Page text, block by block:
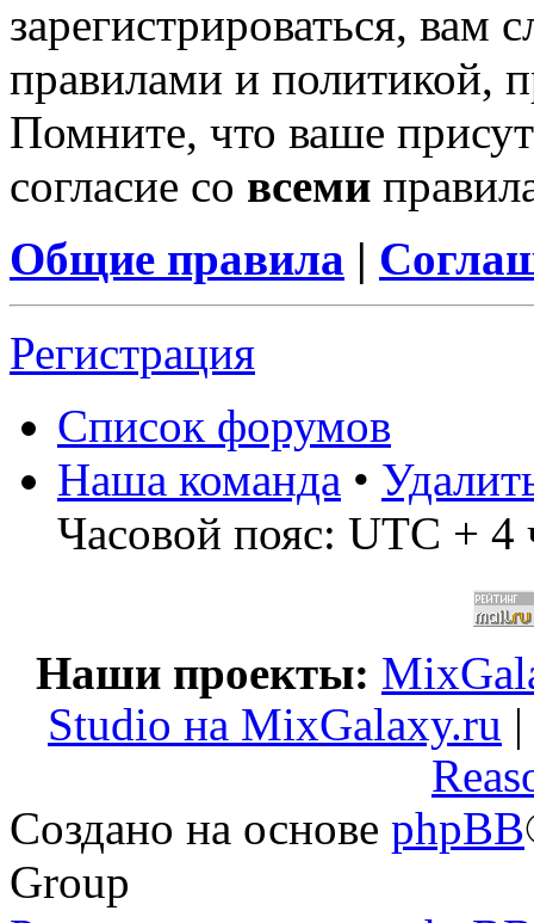
зарегистрироваться, вам
правилами и политикой,
Помните, что ваше
согласие со всеми
Общие правила |
Регистрация
Список форумов
Наша команда •
Часовой пояс: UTC + 4
Наши проекты:
Studio на MixGalaxy.ru |
Создано на основе phpBB
Group